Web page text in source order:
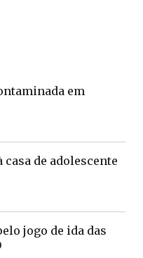
em
de adolescente
jogo de ida das